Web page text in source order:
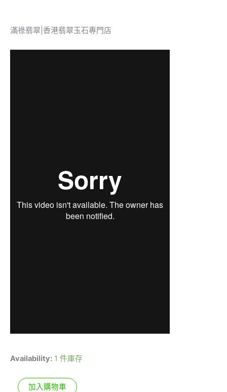
滿祿翡翠|香港翡翠玉石專門店
Availability: 1 件庫存
加入購物車